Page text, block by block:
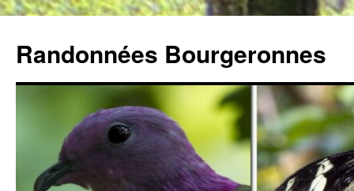
contenu
Randonnées Bourgeronnes